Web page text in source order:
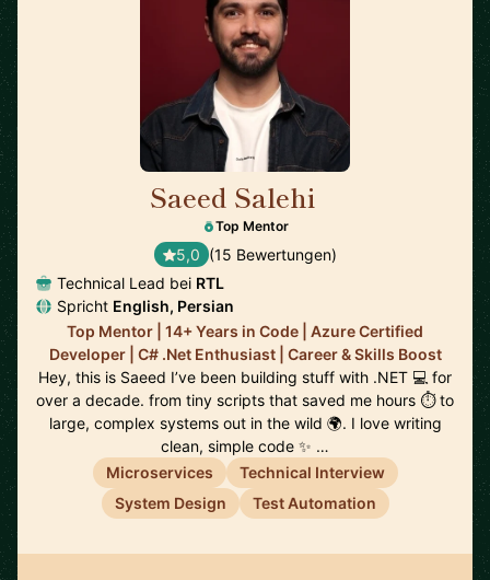
Saeed Salehi
Top Mentor
5,0 (15 Bewertungen)
Technical Lead bei RTL
Spricht English, Persian
Top Mentor | 14+ Years in Code | Azure Certified
Developer | C# .Net Enthusiast | Career & Skills Boost
Hey, this is Saeed I’ve been building stuff with .NET 💻 for
over a decade. from tiny scripts that saved me hours ⏱️ to
large, complex systems out in the wild 🌍. I love writing
clean, simple code ✨ …
Microservices
Technical Interview
System Design
Test Automation